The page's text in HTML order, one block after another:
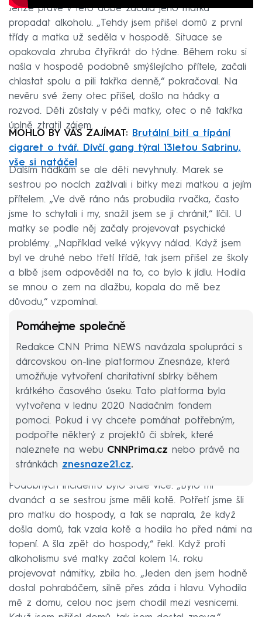
Jenže právě v této době začala jeho matka
propadat alkoholu. „Tehdy jsem přišel domů z první
třídy a matka už seděla v hospodě. Situace se
opakovala zhruba čtyřikrát do týdne. Během roku si
našla v hospodě podobně smýšlejícího přítele, začali
chlastat spolu a pili takřka denně,“ pokračoval. Na
nevěru své ženy otec přišel, došlo na hádky a
rozvod. Děti zůstaly v péči matky, otec o ně takřka
úplně ztratil zájem.
MOHLO BY VÁS ZAJÍMAT:
Brutální bití a típání
cigaret o tvář. Dívčí gang týral 13letou Sabrinu,
vše si natáčel
Dalším hádkám se ale děti nevyhnuly. Marek se
sestrou po nocích zažívali i bitky mezi matkou a jejím
přítelem. „Ve dvě ráno nás probudila rvačka, často
jsme to schytali i my, snažil jsem se ji chránit,“ líčil. U
matky se podle něj začaly projevovat psychické
problémy. „Například velké výkyvy nálad. Když jsem
byl ve druhé nebo třetí třídě, tak jsem přišel ze školy
a blbě jsem odpověděl na to, co bylo k jídlu. Hodila
se mnou o zem na dlažbu, kopala do mě bez
důvodu,“ vzpomínal.
Pomáhejme společně
Redakce CNN Prima NEWS navázala spolupráci s
dárcovskou on-line platformou Znesnáze, která
umožňuje vytvoření charitativní sbírky během
krátkého časového úseku. Tato platforma byla
vytvořena v lednu 2020 Nadačním fondem
pomoci. Pokud i vy chcete pomáhat potřebným,
podpořte některý z projektů či sbírek, které
naleznete na webu CNNPrima.cz nebo právě na
stránkách znesnaze21.cz.
Podobných incidentů bylo stále více. „Bylo mi
dvanáct a se sestrou jsme měli kotě. Potřetí jsme šli
pro matku do hospody, a tak se naprala, že když
došla domů, tak vzala kotě a hodila ho před námi na
topení. A šla zpět do hospody,“ řekl. Když proti
alkoholismu své matky začal kolem 14. roku
projevovat námitky, zbila ho. „Jeden den jsem hodně
dostal pohrabáčem, silně přes záda i hlavu. Vyhodila
mě z domu, celou noc jsem chodil mezi vesnicemi.